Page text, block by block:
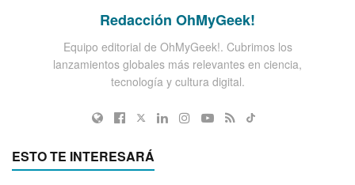
Redacción OhMyGeek!
Equipo editorial de OhMyGeek!. Cubrimos los
lanzamientos globales más relevantes en ciencia,
tecnología y cultura digital.
ESTO TE INTERESARÁ